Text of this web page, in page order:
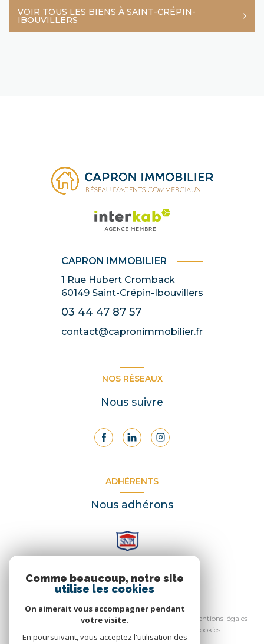
VOIR TOUS LES BIENS À SAINT-CRÉPIN-
IBOUVILLERS
CAPRON IMMOBILIER
1 Rue Hubert Cromback
60149 Saint-Crépin-Ibouvillers
03 44 47 87 57
contact@capronimmobilier.fr
NOS RÉSEAUX
Nous suivre
ADHÉRENTS
Nous adhérons
Nos honoraires
Nos partenaires
Mentions légales
Cookies
Comme beaucoup, notre site
utilise les cookies
On aimerait vous accompagner pendant
votre visite.
En poursuivant, vous acceptez l'utilisation des